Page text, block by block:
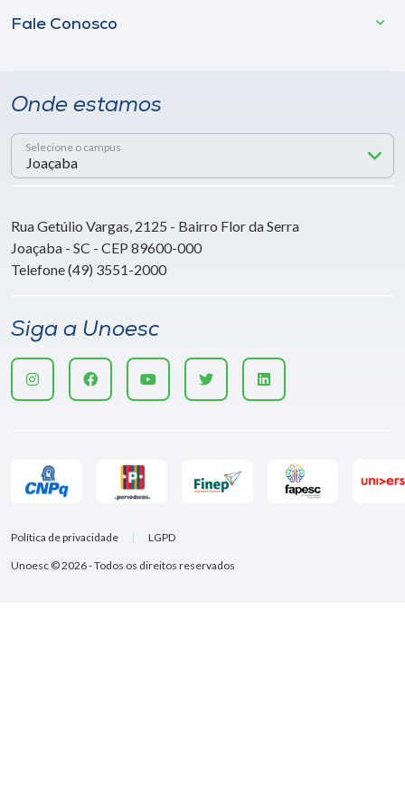
Fale Conosco
Onde estamos
Selecione o campus
Rua Getúlio Vargas, 2125 - Bairro Flor da Serra
Joaçaba - SC - CEP 89600-000
Telefone (49) 3551-2000
Siga a Unoesc
Unoesc © 2026 - Todos os direitos reservados
Política de privacidade LGPD